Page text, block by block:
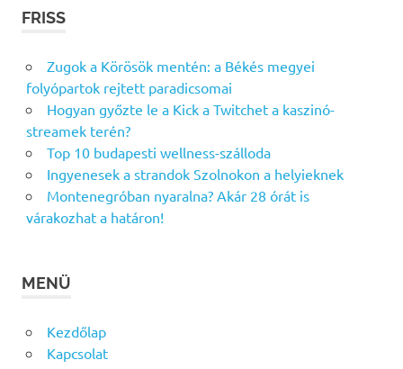
FRISS
Zugok a Körösök mentén: a Békés megyei
folyópartok rejtett paradicsomai
Hogyan győzte le a Kick a Twitchet a kaszinó-
streamek terén?
Top 10 budapesti wellness-szálloda
Ingyenesek a strandok Szolnokon a helyieknek
Montenegróban nyaralna? Akár 28 órát is
várakozhat a határon!
MENÜ
Kezdőlap
Kapcsolat